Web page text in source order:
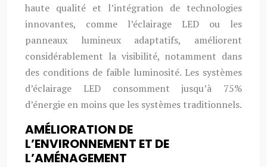
haute qualité et l’intégration de technologies
innovantes, comme l’éclairage LED ou les
panneaux lumineux adaptatifs, améliorent
considérablement la visibilité, notamment dans
des conditions de faible luminosité. Les systèmes
d’éclairage LED consomment jusqu’à 75%
d’énergie en moins que les systèmes traditionnels.
AMÉLIORATION DE
L’ENVIRONNEMENT ET DE
L’AMÉNAGEMENT